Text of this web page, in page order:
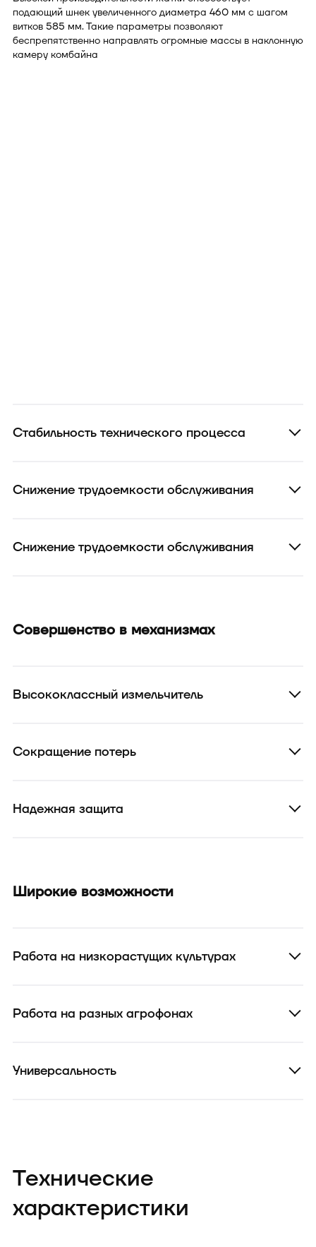
подающий шнек увеличенного диаметра 460 мм с шагом
витков 585 мм. Такие параметры позволяют
беспрепятственно направлять огромные массы в наклонную
камеру комбайна
Стабильность технического процесса
Снижение трудоемкости обслуживания
Снижение трудоемкости обслуживания
Совершенство в механизмах
Высококлассный измельчитель
Сокращение потерь
Надежная защита
Широкие возможности
Работа на низкорастущих культурах
Работа на разных агрофонах
Универсальность
Технические
характеристики